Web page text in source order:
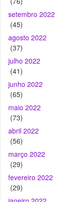
(37)
julho 2022
junho 2022
(65)
maio 2022
(73)
abril 2022
(56)
março 2022
(29)
fevereiro 2022
janeiro 2022
(14)
dezembro 2021
(37)